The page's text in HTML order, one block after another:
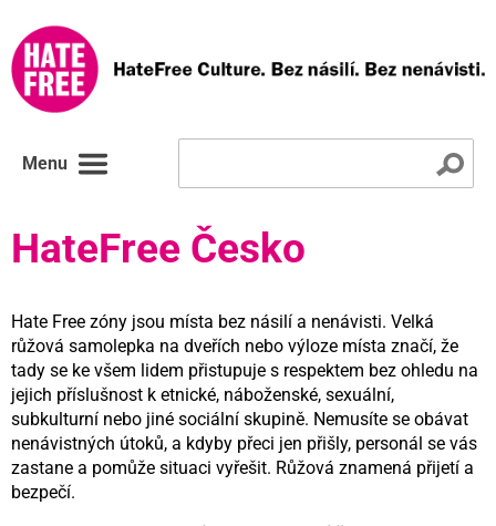
Menu
HateFree Česko
Hate Free zóny jsou místa bez násilí a nenávisti. Velká
růžová samolepka na dveřích nebo výloze místa značí, že
tady se ke všem lidem přistupuje s respektem bez ohledu na
jejich příslušnost k etnické, náboženské, sexuální,
subkulturní nebo jiné sociální skupině. Nemusíte se obávat
nenávistných útoků, a kdyby přeci jen přišly, personál se vás
zastane a pomůže situaci vyřešit. Růžová znamená přijetí a
bezpečí.